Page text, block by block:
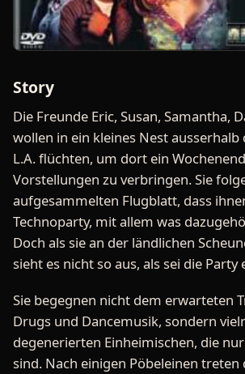
Story
Die Freunde Eric, Susan, Samantha,
wollen in ein kleines Nest
L.A. flüchten, um dort ein
Vorstellungen zu verbringen. Sie
aufgesammelten Flugblatt, dass
Technoparty, mit allem was
Doch als sie an der ländlichen
sieht es nicht so aus, als sei die Party
Sie begegnen nicht dem erwarteten
Drugs und Dancemusik, sondern
degenerierten Einheimischen, die
sind. Nach einigen Pöbeleinen treten